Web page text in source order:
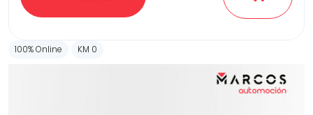
100% Online KM 0